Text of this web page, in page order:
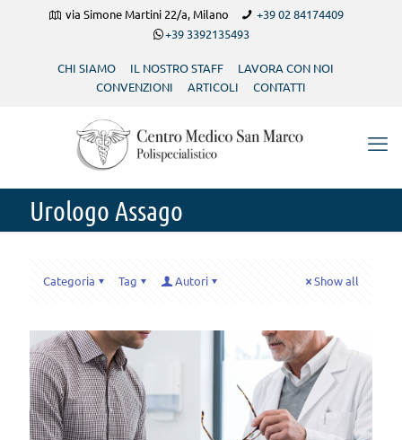
via Simone Martini 22/a, Milano
+39 02 84174409
+39 3392135493
CHI SIAMO IL NOSTRO STAFF
LAVORA CON NOI
CONVENZIONI
ARTICOLI CONTATTI
Urologo Assago
Categoria Tag Autori Show all